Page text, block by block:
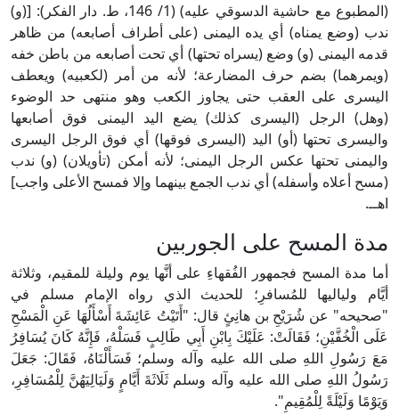
(المطبوع مع حاشية الدسوقي عليه) (1/ 146، ط. دار الفكر): [(و)
ندب (وضع يمناه) أي يده اليمنى (على أطراف أصابعه) من ظاهر
قدمه اليمنى (و) وضع (يسراه تحتها) أي تحت أصابعه من باطن خفه
(ويمرهما) بضم حرف المضارعة؛ لأنه من أمر (لكعبيه) ويعطف
اليسرى على العقب حتى يجاوز الكعب وهو منتهى حد الوضوء
(وهل) الرجل (اليسرى كذلك) يضع اليد اليمنى فوق أصابعها
واليسرى تحتها (أو) اليد (اليسرى فوقها) أي فوق الرجل اليسرى
واليمنى تحتها عكس الرجل اليمنى؛ لأنه أمكن (تأويلان) (و) ندب
(مسح أعلاه وأسفله) أي ندب الجمع بينهما وإلا فمسح الأعلى واجب]
اهــ.
مدة المسح على الجوربين
أما مدة المسح فجمهور الفُقهاءِ على أنَّها يوم وليلة للمقيم، وثلاثة
أيَّام ولياليها للمُسافرِ؛ للحديث الذي رواه الإمام مسلم في
"صحيحه" عن شُرَيْحِ بن هانِئٍ قال: "أَتَيْتُ عَائِشَةَ أَسْأَلُهَا عَنِ الْمَسْحِ
عَلَى الْخُفَّيْنِ؛ فَقَالَتْ: عَلَيْكَ بِابْنِ أَبِي طَالِبٍ فَسَلْهُ، فَإِنَّهُ كَانَ يُسَافِرُ
مَعَ رَسُولِ اللهِ صلى الله عليه وآله وسلم؛ فَسَأَلْنَاهُ، فَقَالَ: جَعَلَ
رَسُولُ اللهِ صلى الله عليه وآله وسلم ثَلَاثَةَ أَيَّامٍ وَلَيَالِيَهُنَّ لِلْمُسَافِرِ،
وَيَوْمًا وَلَيْلَةً لِلْمُقِيمِ".